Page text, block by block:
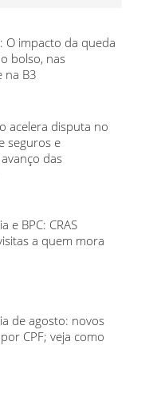
O impacto da queda
bolso, nas
na B3
acelera disputa no
seguros e
das
e BPC: CRAS
a quem mora
de agosto: novos
CPF; veja como